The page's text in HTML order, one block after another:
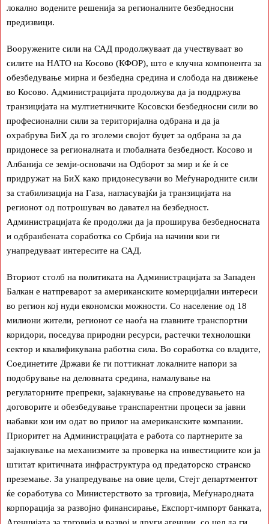
локално водените решенија за регионалните безбедносни
предизвици.
Вооружените сили на САД продолжуваат да учествуваат во
силите на НАТО на Косово (КФОР), што е клучна компонента за
обезбедување мирна и безбедна средина и слобода на движење
во Косово. Администрацијата продолжува да ја поддржува
транзицијата на мултиетничките Косовски безбедносни сили во
професионални сили за територијална одбрана и да ја
охрабрува БиХ да го зголеми својот буџет за одбрана за да
придонесе за регионалната и глобалната безбедност. Косово и
Албанија се земји-основачи на Одборот за мир и ќе ѝ се
придружат на БиХ како придонесувачи во Меѓународните сили
за стабилизација на Газа, нагласувајќи ја транзицијата на
регионот од потрошувач во давател на безбедност.
Администрацијата ќе продолжи да ја проширува безбедносната
и одбранбената соработка со Србија на начини кои ги
унапредуваат интересите на САД.
Вториот столб на политиката на Администрацијата за Западен
Балкан е натпреварот за американските комерцијални интереси
во регион кој нуди економски можности. Со население од 18
милиони жители, регионот се наоѓа на главните транспортни
коридори, поседува природни ресурси, растечки технолошки
сектор и квалификувана работна сила. Во соработка со владите,
Соединетите Држави ќе ги поттикнат локалните напори за
подобрување на деловната средина, намалување на
регулаторните препреки, зајакнување на спроведувањето на
договорите и обезбедување транспарентни процеси за јавни
набавки кои им одат во прилог на американските компании.
Приоритет на Администрацијата е работа со партнерите за
зајакнување на механизмите за проверка на инвестициите кои ја
штитат критичната инфраструктура од предаторско странско
преземање. За унапредување на овие цели, Стејт департментот
ќе соработува со Министерството за трговија, Меѓународната
корпорација за развојно финансирање, Експорт-импорт банката,